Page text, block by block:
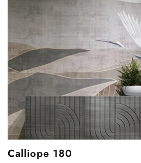
Calliope 180